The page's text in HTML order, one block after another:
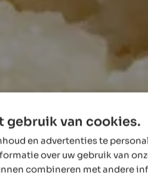
gebruik van cookies.
en advertenties te
over uw gebruik van
combineren met andere